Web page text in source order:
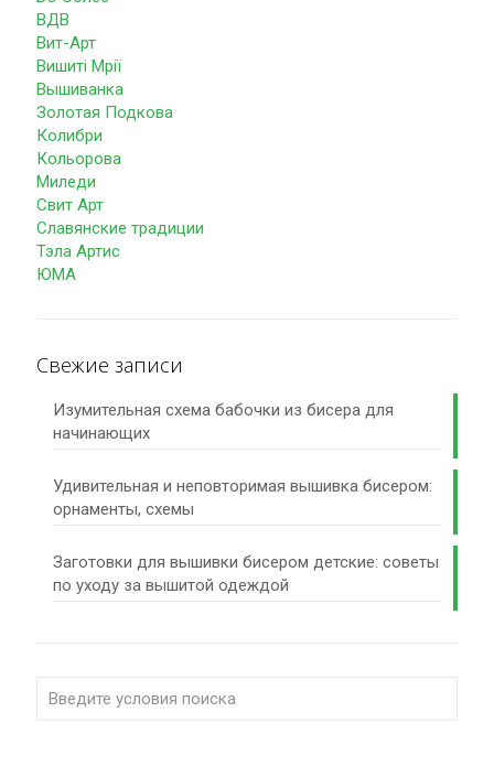
ВДВ
Вит-Арт
Вишиті Мрії
Вышиванка
Золотая Подкова
Колибри
Кольорова
Миледи
Свит Арт
Славянские традиции
Тэла Артис
ЮМА
Свежие записи
Изумительная схема бабочки из бисера для
начинающих
Удивительная и неповторимая вышивка бисером:
орнаменты, схемы
Заготовки для вышивки бисером детские: советы
по уходу за вышитой одеждой